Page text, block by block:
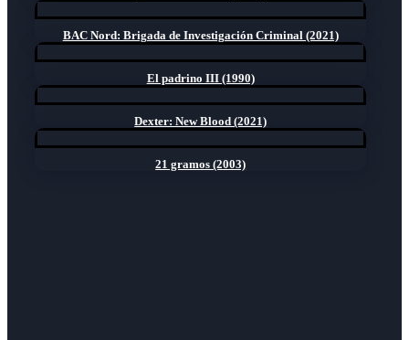
BAC Nord: Brigada de Investigación Criminal (2021)
El padrino III (1990)
Dexter: New Blood (2021)
21 gramos (2003)